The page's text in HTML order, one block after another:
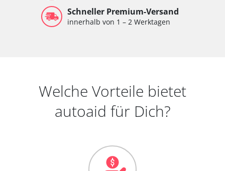
Schneller Premium-Versand
innerhalb von 1 – 2 Werktagen
Welche Vorteile bietet
autoaid für Dich?